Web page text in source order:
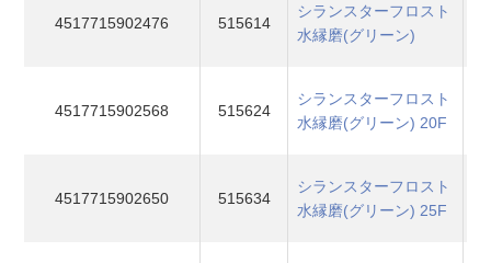
4517715902476 515614
シランスターフロスト
水縁磨(グリーン)
4517715902568 515624
シランスターフロスト
水縁磨(グリーン) 20F
4517715902650 515634
シランスターフロスト
水縁磨(グリーン) 25F